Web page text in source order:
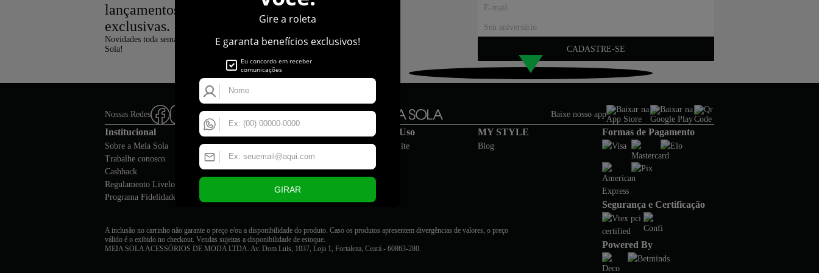
lançamentos, tendências e oportunidades
exclusivas.
Novidades toda semana, direto na sua caixa de entrada, entre para o universo Meia
Sola!
CADASTRE-SE
Nossas Redes Baixe nosso app
Institucional
Sobre a Meia Sola
Trabalhe conosco
Cashback
Regulamento Livelo
Programa Fidelidade MS Life
Central de Atendimento
Politica de Frete Grátis
Meus Pedidos
Trocas e Devoluções
Termos de Uso
Políticas do Site
MY STYLE
Blog
Formas de Pagamento
Segurança e Certificação
Powered By
A inclusão no carrinho não garante o preço e/ou a disponibilidade do produto. Caso os produtos apresentem divergências de valores, o preço
válido é o exibido no checkout. Vendas sujeitas a disponibilidade de estoque.
MEIA SOLA ACESSÓRIOS DE MODA LTDA. Av. Dom Luis, 1037, Loja 1, Fortaleza, Ceará - 60863-280.